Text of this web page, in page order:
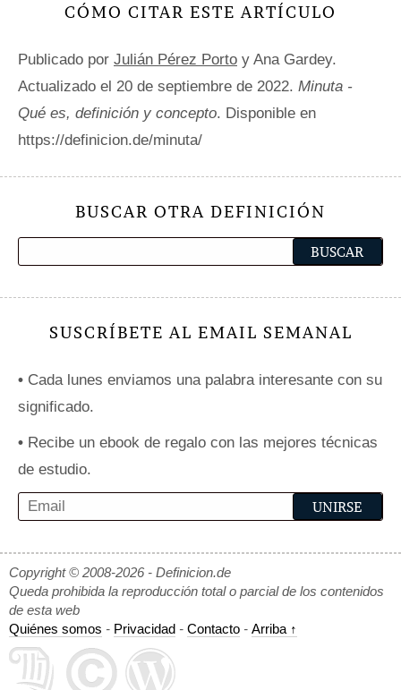
CÓMO CITAR ESTE ARTÍCULO
Publicado por Julián Pérez Porto y Ana Gardey.
Actualizado el 20 de septiembre de 2022. Minuta -
Qué es, definición y concepto. Disponible en
https://definicion.de/minuta/
BUSCAR OTRA DEFINICIÓN
SUSCRÍBETE AL EMAIL SEMANAL
• Cada lunes enviamos una palabra interesante con su
significado.
• Recibe un ebook de regalo con las mejores técnicas
de estudio.
Copyright © 2008-2026 - Definicion.de
Queda prohibida la reproducción total o parcial de los contenidos
de esta web
Quiénes somos - Privacidad - Contacto - Arriba ↑